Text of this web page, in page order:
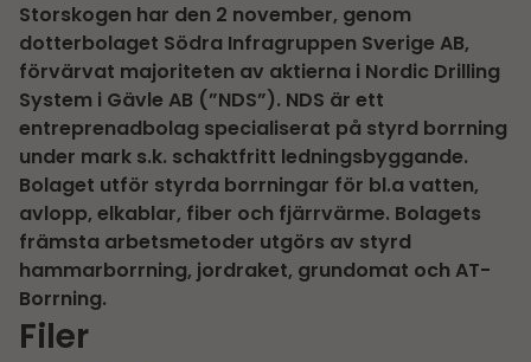
Storskogen har den 2 november, genom
dotterbolaget Södra Infragruppen Sverige AB,
förvärvat majoriteten av aktierna i Nordic Drilling
System i Gävle AB (”NDS”). NDS är ett
entreprenadbolag specialiserat på styrd borrning
under mark s.k. schaktfritt ledningsbyggande.
Bolaget utför styrda borrningar för bl.a vatten,
avlopp, elkablar, fiber och fjärrvärme. Bolagets
främsta arbetsmetoder utgörs av styrd
hammarborrning, jordraket, grundomat och AT-
Borrning.
Filer